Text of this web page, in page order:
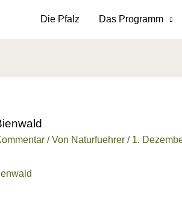
Die Pfalz Das Programm
/ Von Naturfuehrer/ 1.